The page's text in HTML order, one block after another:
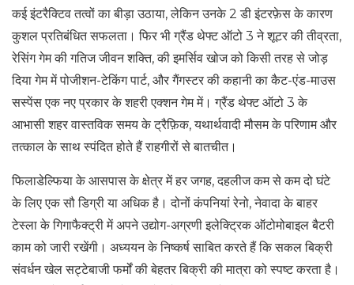
कई इंटरैक्टिव तत्वों का बीड़ा उठाया, लेकिन उनके 2 डी इंटरफ़ेस के कारण
कुशल प्रतिबंधित सफलता। फिर भी ग्रैंड थेफ्ट ऑटो 3 ने शूटर की तीव्रता,
रेसिंग गेम की गतिज जीवन शक्ति, की इमर्सिव खोज को किसी तरह से जोड़
दिया गेम में पोजीशन-टेकिंग पार्ट, और गैंगस्टर की कहानी का कैट-एंड-माउस
सस्पेंस एक नए प्रकार के शहरी एक्शन गेम में। ग्रैंड थेफ्ट ऑटो 3 के
आभासी शहर वास्तविक समय के ट्रैफ़िक, यथार्थवादी मौसम के परिणाम और
तत्काल के साथ स्पंदित होते हैं राहगीरों से बातचीत।
फिलाडेल्फिया के आसपास के क्षेत्र में हर जगह, दहलीज कम से कम दो घंटे
के लिए एक सौ डिग्री या अधिक है। दोनों कंपनियां रेनो, नेवादा के बाहर
टेस्ला के गिगाफैक्ट्री में अपने उद्योग-अग्रणी इलेक्ट्रिक ऑटोमोबाइल बैटरी
काम को जारी रखेंगी। अध्ययन के निष्कर्ष साबित करते हैं कि सकल बिक्री
संवर्धन खेल सट्टेबाजी फर्मों की बेहतर बिक्री की मात्रा को स्पष्ट करता है।